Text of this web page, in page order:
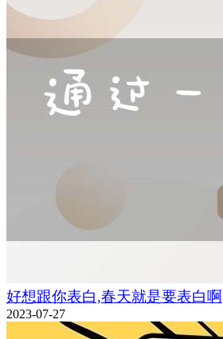
好想跟你表白,春天就是要表白啊
2023-07-27